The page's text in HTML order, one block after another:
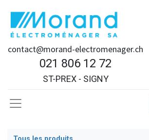
contact@morand-electromenager.ch
021 806 12 72
ST-PREX - SIGNY